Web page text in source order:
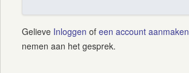
Gelieve Inloggen of een account aanmaken
nemen aan het gesprek.